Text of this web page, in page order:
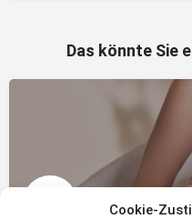
Cookie-
Das könnte Sie